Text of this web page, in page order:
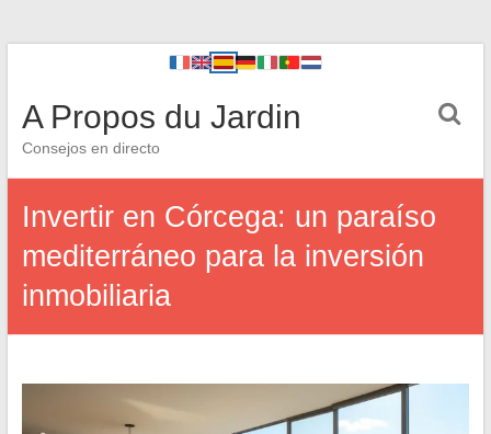
A Propos du Jardin
Consejos en directo
Invertir en Córcega: un paraíso
mediterráneo para la inversión
inmobiliaria